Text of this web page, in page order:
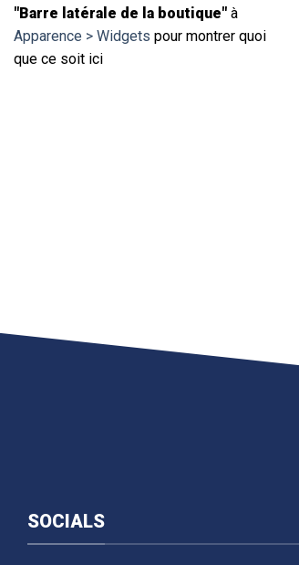
"Barre latérale de la boutique" à
Apparence > Widgets pour montrer quoi
que ce soit ici
SOCIALS